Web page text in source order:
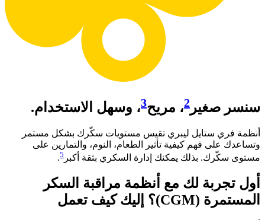
سنسر صغير 2، مريح3، وسهل الاستخدام.
أنظمة فري ستايل ليبري تقيس مستويات سكّرك بشكل مستمر
وتساعدك على فهم كيفية تأثير الطعام، النوم، والتمارين على
مستوى سكّرك. بذلك يمكنك إدارة السكري بثقة أكبر 5
. ​
أول تجربة لك مع أنظمة مراقبة السكر
المستمرة (CGM)؟ إليك كيف تعمل​